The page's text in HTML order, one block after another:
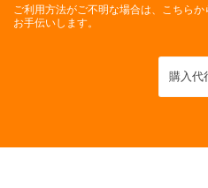
ご利用方法がご不明な場合は、こちら
お手伝いします。
購入代